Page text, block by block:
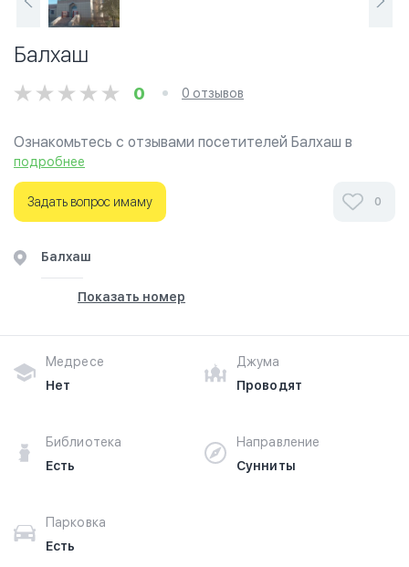
Балхаш
0 0 отзывов
Ознакомьтесь с отзывами посетителей Балхаш в
г.Караганда на фотографиях и узнайте о часах работы.
Ваше духовное путешествие начинается здесь.
подробнее
Задать вопрос имаму 0
Балхаш
Показать номер
Медресе
Нет
Джума
Проводят
Библиотека
Есть
Направление
Сунниты
Парковка
Есть